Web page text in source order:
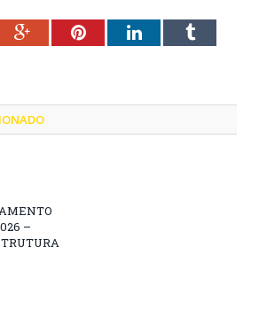
Google+PinterestLinkedInTumblr
–